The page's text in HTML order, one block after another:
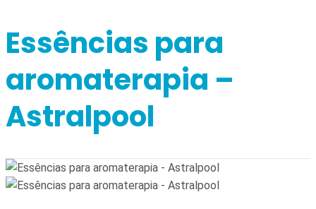
Essências para
aromaterapia –
Astralpool